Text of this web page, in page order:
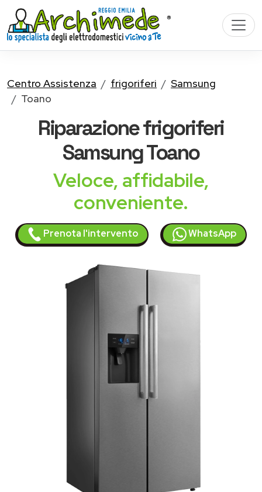
Centro Assistenza frigoriferi
Samsung
Toano
Riparazionefrigoriferi
SamsungToano
Veloce, affidabile,
conveniente.
Prenota l'intervento WhatsApp